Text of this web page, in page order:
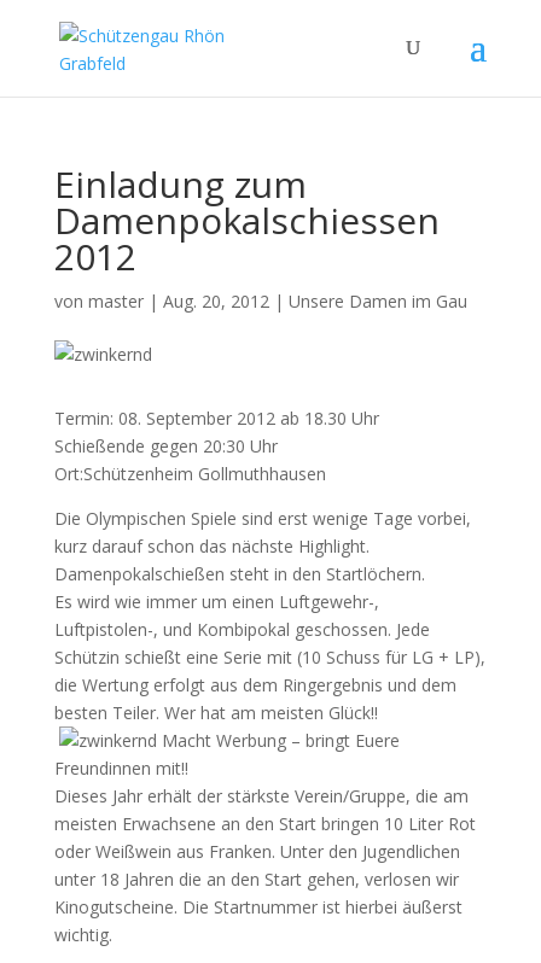
Einladung zum
Damenpokalschiessen
2012
von master| Aug. 20, 2012| Unsere Damen im Gau
Termin: 08. September 2012 ab 18.30 Uhr
Schießende gegen 20:30 Uhr
Ort:Schützenheim Gollmuthhausen
Die Olympischen Spiele sind erst wenige Tage vorbei,
kurz darauf schon das nächste Highlight.
Damenpokalschießen steht in den Startlöchern.
Es wird wie immer um einen Luftgewehr-,
Luftpistolen-, und Kombipokal geschossen. Jede
Schützin schießt eine Serie mit (10 Schuss für LG + LP),
die Wertung erfolgt aus dem Ringergebnis und dem
besten Teiler. Wer hat am meisten Glück!!
Macht Werbung – bringt Euere
Freundinnen mit!!
Dieses Jahr erhält der stärkste Verein/Gruppe, die am
meisten Erwachsene an den Start bringen 10 Liter Rot
oder Weißwein aus Franken. Unter den Jugendlichen
unter 18 Jahren die an den Start gehen, verlosen wir
Kinogutscheine. Die Startnummer ist hierbei äußerst
wichtig.